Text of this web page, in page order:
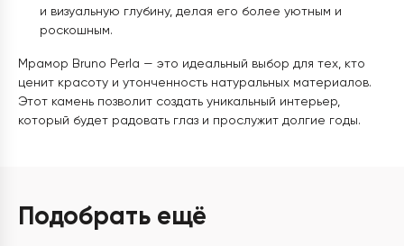
и визуальную глубину, делая его более уютным и
роскошным.
Мрамор Bruno Perla — это идеальный выбор для тех, кто
ценит красоту и утонченность натуральных материалов.
Этот камень позволит создать уникальный интерьер,
который будет радовать глаз и прослужит долгие годы.
Подобрать ещё